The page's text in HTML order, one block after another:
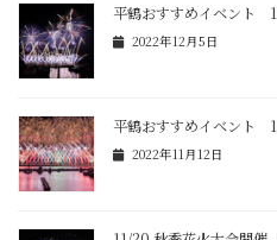
平鶴おすすめイベント
2022年12月5日
平鶴おすすめイベント
2022年11月12日